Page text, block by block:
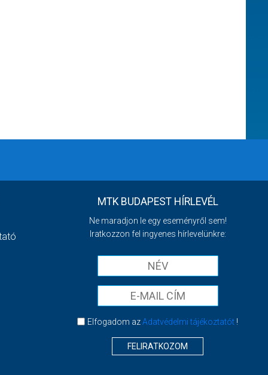
MTK BUDAPEST HÍRLEVÉL
Ne maradjon le egy eseményről sem!
Iratkozzon fel ingyenes hírlevelünkre:
Elfogadom azAdatvédelmi tájékoztatót !
FELIRATKOZOM